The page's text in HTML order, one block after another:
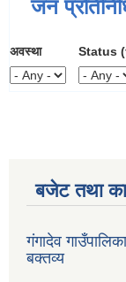
जन
अवस्था Status
बजेट तथा
गंगादेव
बक्तव्य